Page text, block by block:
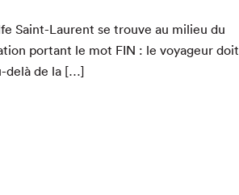
Saint-Lau­rent se trou­ve au milieu du
por­tant le mot FIN : le voyageur doit
delà de la […]